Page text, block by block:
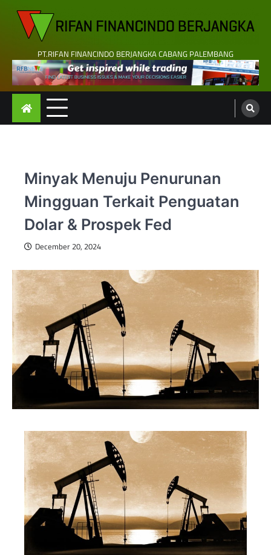
content
PT.RIFAN FINANCINDO BERJANGKA CABANG PALEMBANG
Minyak Menuju Penurunan
Mingguan Terkait Penguatan
Dolar & Prospek Fed
December 20, 2024